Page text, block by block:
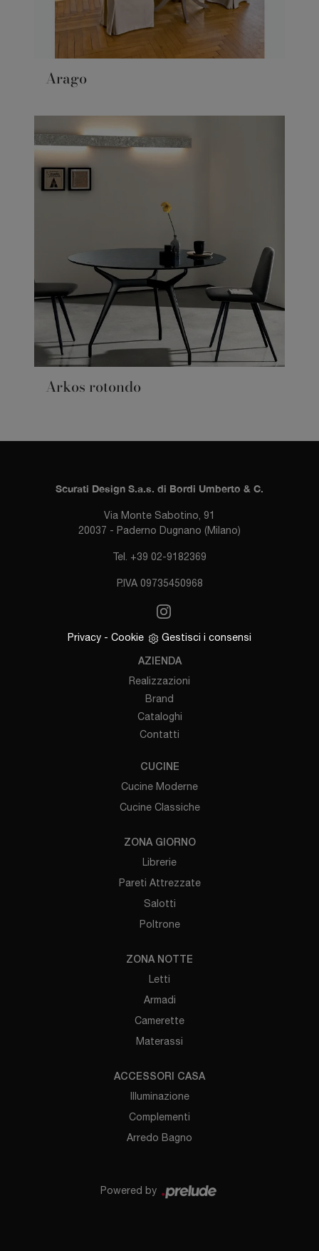
Arago
Arkos rotondo
Scurati Design S.a.s. di Bordi Umberto & C.
Via Monte Sabotino, 91
20037 - Paderno Dugnano (Milano)
Tel. +39 02-9182369
P.IVA 09735450968
Privacy - Cookie Gestisci i consensi
AZIENDA
Realizzazioni
Brand
Cataloghi
Contatti
CUCINE
Cucine Moderne
Cucine Classiche
ZONA GIORNO
Librerie
Pareti Attrezzate
Salotti
Poltrone
ZONA NOTTE
Letti
Armadi
Camerette
Materassi
ACCESSORI CASA
Illuminazione
Complementi
Arredo Bagno
Powered by